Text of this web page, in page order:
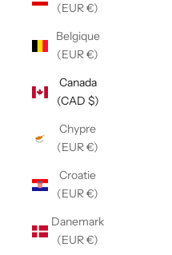
(EUR €)
Belgique
(EUR €)
Canada
(CAD $)
Chypre
(EUR €)
Croatie
(EUR €)
Danemark
(EUR €)